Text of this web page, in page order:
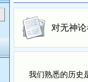
对无神
我们熟悉的历史